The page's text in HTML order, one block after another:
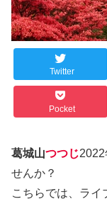
Twitter
Pocket
葛城山つつじ2022
せんか？
こちらでは、ライ